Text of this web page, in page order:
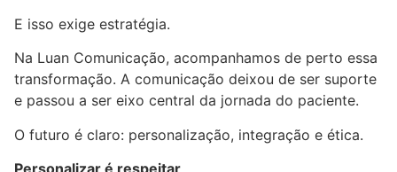
E isso exige estratégia.
Na Luan Comunicação, acompanhamos de perto essa
transformação. A comunicação deixou de ser suporte
e passou a ser eixo central da jornada do paciente.
O futuro é claro: personalização, integração e ética.
Personalizar é respeitar